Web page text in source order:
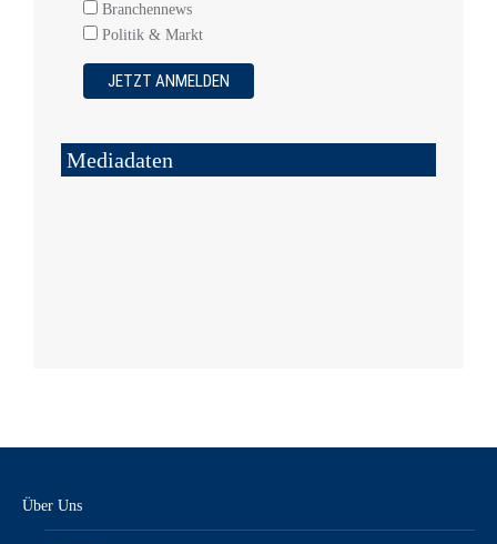
Branchennews
Politik & Markt
Mediadaten
Über Uns